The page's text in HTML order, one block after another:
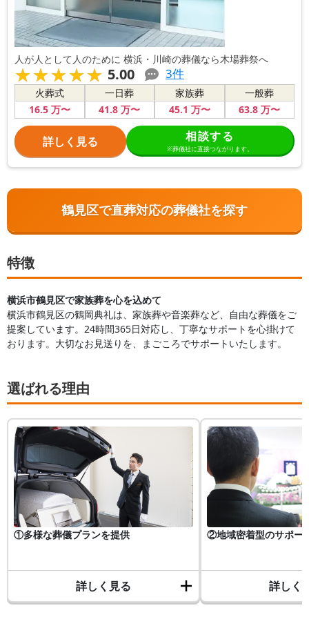
人が人として人のために 横浜・川崎の葬儀なら木場葬祭へ
★★★★★
★★★★★ 5.00 3件
火葬式
16.5万〜
一日葬
41.8 万〜
家族葬
45.1 万〜
一般葬
63.8 万〜
詳しく見る 相談する
※葬儀社に直接つながります。
鶴見区で直葬対応の葬儀社を探す
特徴
横浜市鶴見区で家族葬を心を込めて
横浜市鶴見区の鶴岡典礼は、家族葬や音楽葬など、自由な葬儀をご
提案しています。24時間365日対応し、丁寧なサポートを心掛けて
おります。大切なお見送りを、まごころでサポートいたします。
選ばれる理由
①多様な葬儀プランを提供
詳しく見る
②地域密着型のサポー
詳しく